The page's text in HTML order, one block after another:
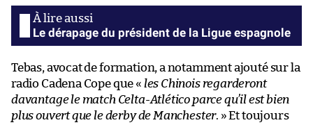
Le dérapage du président de la Ligue espagnole
Tebas, avocat de formation, a notamment ajouté sur la
radio Cadena Cope que « les Chinois regarderont
davantage le match Celta-Atlético parce qu’il est bien
plus ouvert que le derby de Manchester. » Et toujours